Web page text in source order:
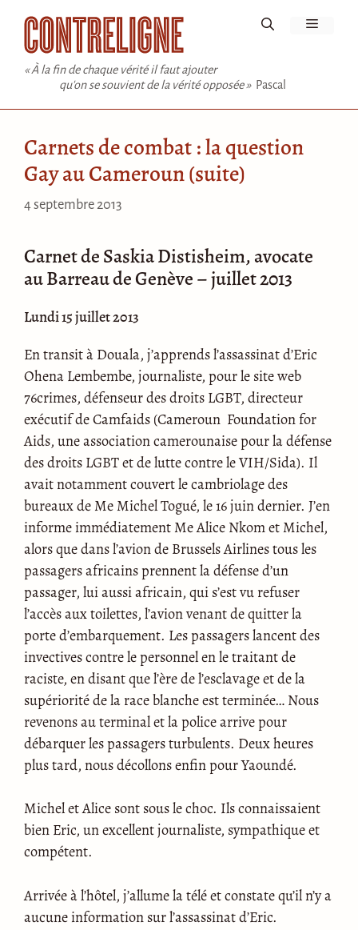
contenu
« À la fin de chaque vérité il faut ajouter
qu'on se souvient de la vérité opposée » Pascal
Menu
Carnets de combat : la question
Gay au Cameroun (suite)
4 septembre 2013
Carnet de Saskia Distisheim, avocate
au Barreau de Genève – juillet 2013
Lundi 15 juillet 2013
En transit à Douala, j’apprends l’assassinat d’Eric
Ohena Lembembe, journaliste, pour le site web
76crimes, défenseur des droits LGBT, directeur
exécutif de Camfaids (Cameroun Foundation for
Aids, une association camerounaise pour la défense
des droits LGBT et de lutte contre le VIH/Sida). Il
avait notamment couvert le cambriolage des
bureaux de Me Michel Togué, le 16 juin dernier. J’en
informe immédiatement Me Alice Nkom et Michel,
alors que dans l’avion de Brussels Airlines tous les
passagers africains prennent la défense d’un
passager, lui aussi africain, qui s’est vu refuser
l’accès aux toilettes, l’avion venant de quitter la
porte d’embarquement. Les passagers lancent des
invectives contre le personnel en le traitant de
raciste, en disant que l’ère de l’esclavage et de la
supériorité de la race blanche est terminée… Nous
revenons au terminal et la police arrive pour
débarquer les passagers turbulents. Deux heures
plus tard, nous décollons enfin pour Yaoundé.
Michel et Alice sont sous le choc. Ils connaissaient
bien Eric, un excellent journaliste, sympathique et
compétent.
Arrivée à l’hôtel, j’allume la télé et constate qu’il n’y a
aucune information sur l’assassinat d’Eric.